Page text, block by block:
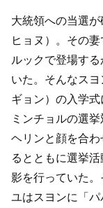
大統領への当選
ヒョヌ）。その
ルックで登場す
いた。そんなス
ギョン）の入学式
ミンチョルの選
ヘリンと顔を合
るとともに選挙
影を行っていた
ユはスヨンに「